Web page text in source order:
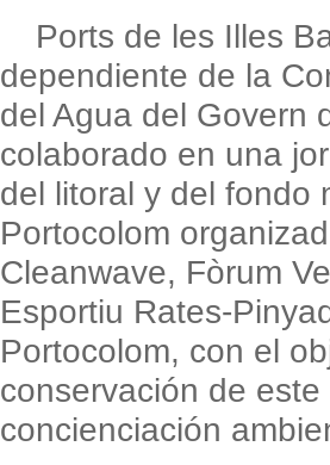
Ports de les Illes
dependiente de la
del Agua del Govern
colaborado en una
del litoral y del fondo
Portocolom
Cleanwave, Fòrum
Esportiu Rates-
Portocolom, con el
conservación de
concienciación